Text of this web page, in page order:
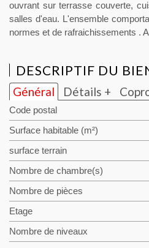
ouvrant sur terrasse couverte,
salles d'eau. L'ensemble
normes et de rafraichissements .
DESCRIPTIF DU
Général Détails +
Code postal
Surface habitable (m²)
surface terrain
Nombre de chambre(s)
Nombre de pièces
Etage
Nombre de niveaux